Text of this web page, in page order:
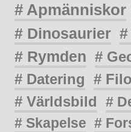
# Apmänniskor
# Dinosaurier
# Rymden #
# Datering #
# Världsbild
#
# Skapelse #